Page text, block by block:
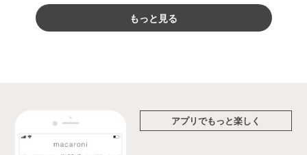
もっと見る
アプリでもっと楽しく